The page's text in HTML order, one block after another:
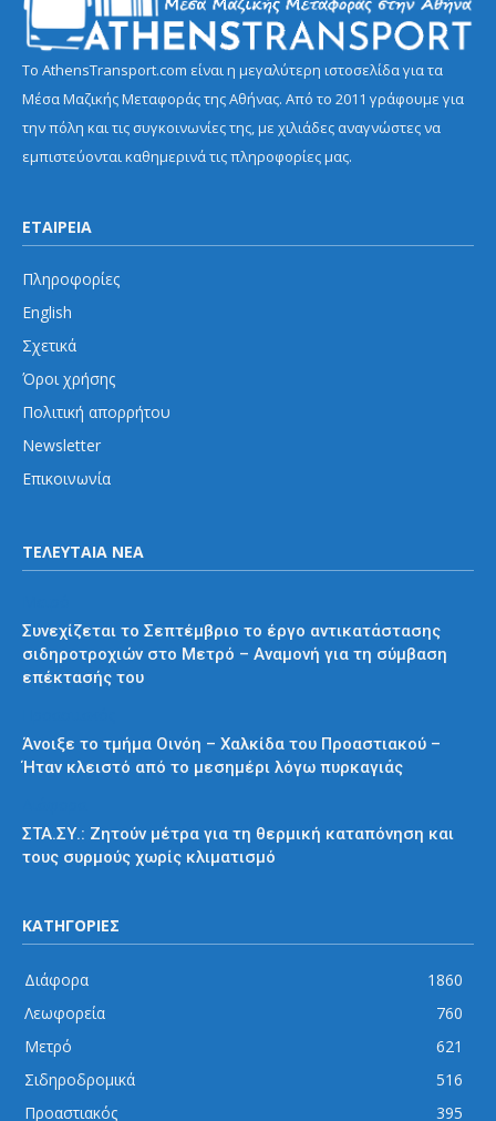
Το AthensTransport.com είναι η μεγαλύτερη ιστοσελίδα για τα
Μέσα Μαζικής Μεταφοράς της Αθήνας. Από το 2011 γράφουμε για
την πόλη και τις συγκοινωνίες της, με χιλιάδες αναγνώστες να
εμπιστεύονται καθημερινά τις πληροφορίες μας.
ΕΤΑΙΡΕΙΑ
Πληροφορίες
English
Σχετικά
Όροι χρήσης
Πολιτική απορρήτου
Newsletter
Επικοινωνία
ΤΕΛΕΥΤΑΙΑ ΝΕΑ
Συνεχίζεται το Σεπτέμβριο το έργο αντικατάστασης
σιδηροτροχιών στο Μετρό – Αναμονή για τη σύμβαση
επέκτασής του
Άνοιξε το τμήμα Οινόη – Χαλκίδα του Προαστιακού –
Ήταν κλειστό από το μεσημέρι λόγω πυρκαγιάς
ΣΤΑ.ΣΥ.: Ζητούν μέτρα για τη θερμική καταπόνηση και
τους συρμούς χωρίς κλιματισμό
ΚΑΤΗΓΟΡΙΕΣ
Διάφορα
1860
Λεωφορεία
760
Μετρό
621
Σιδηροδρομικά
516
Προαστιακός
395